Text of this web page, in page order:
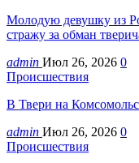
Молодую девушку из
стражу за обман
admin Июл 26, 2026 0
Происшествия
В Твери на
admin Июл 26, 2026 0
Происшествия